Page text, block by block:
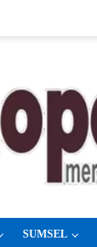
SUMSEL